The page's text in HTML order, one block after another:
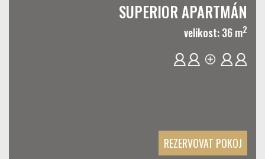
SUPERIOR APARTMÁN
velikost: 36 m2
REZERVOVAT POKOJ